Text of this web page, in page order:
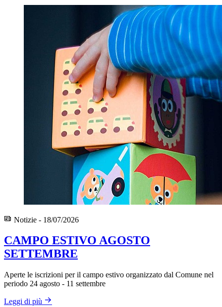
Notizie - 18/07/2026
CAMPO ESTIVO AGOSTO
SETTEMBRE
Aperte le iscrizioni per il campo estivo organizzato dal Comune nel
periodo 24 agosto - 11 settembre
Leggi di più